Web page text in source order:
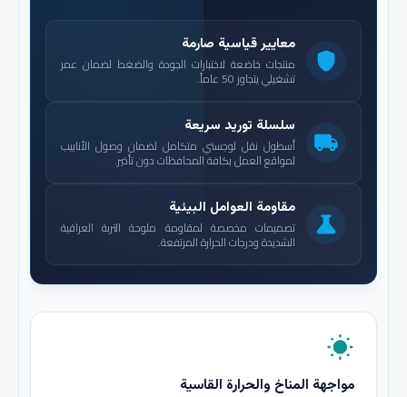
shield
معايير قياسية صارمة
منتجات خاضعة لاختبارات الجودة والضغط لضمان عمر
تشغيلي يتجاوز 50 عاماً.
local_shipping
سلسلة توريد سريعة
أسطول نقل لوجستي متكامل لضمان وصول الأنابيب
لمواقع العمل بكافة المحافظات دون تأخير.
science
مقاومة العوامل البيئية
تصميمات مخصصة لمقاومة ملوحة التربة العراقية
الشديدة ودرجات الحرارة المرتفعة.
wb_sunny
مواجهة المناخ والحرارة القاسية